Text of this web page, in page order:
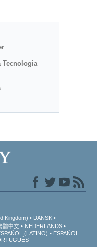
Tecnologia
Kingdom)
DANSK
體中文
NEDERLANDS
(LATINO)
ESPAÑOL